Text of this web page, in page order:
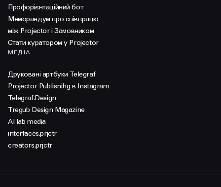
Профорієнтаційний бот
Меморандум про співпрацю
між Projector і Замовником
Стати куратором у Projector
МЕДІА
Друковані артбуки Telegraf
Projector Publisnihg в Instagram
Telegraf.Design
Tregub Design Magazine
AI lab media
interfaces.prjctr
creators.prjctr